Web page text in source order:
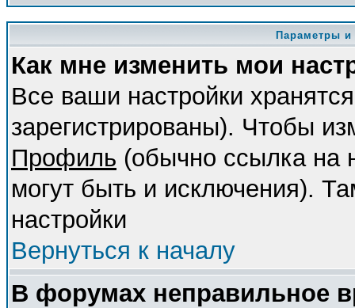
Параметры и
Как мне изменить мои
Все ваши настройки
зарегистрированы). Чтобы
Профиль (обычно ссылка на
могут быть и исключения).
настройки
Вернуться к началу
В форумах неправильное